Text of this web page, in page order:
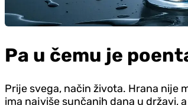
Pa u čemu je
Prije svega, način života. Hrana nije
ima najviše sunčanih dana u državi,